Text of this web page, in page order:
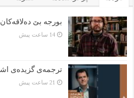
بورجە بێ
14 ساعت پیش
ترجمه‌ی گزیده‌‌ی
21 ساعت پیش